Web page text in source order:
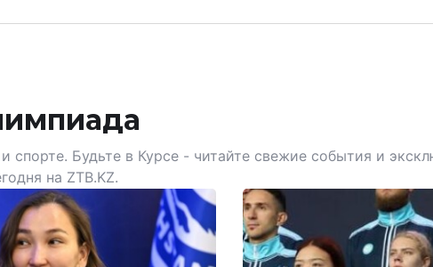
Будьте в Курсе - читайте свежие события и
на ZTB.KZ.